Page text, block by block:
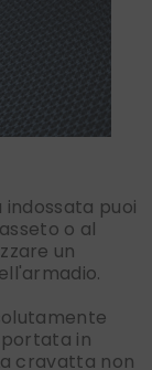
puoi
o al
un
in
cravatta non